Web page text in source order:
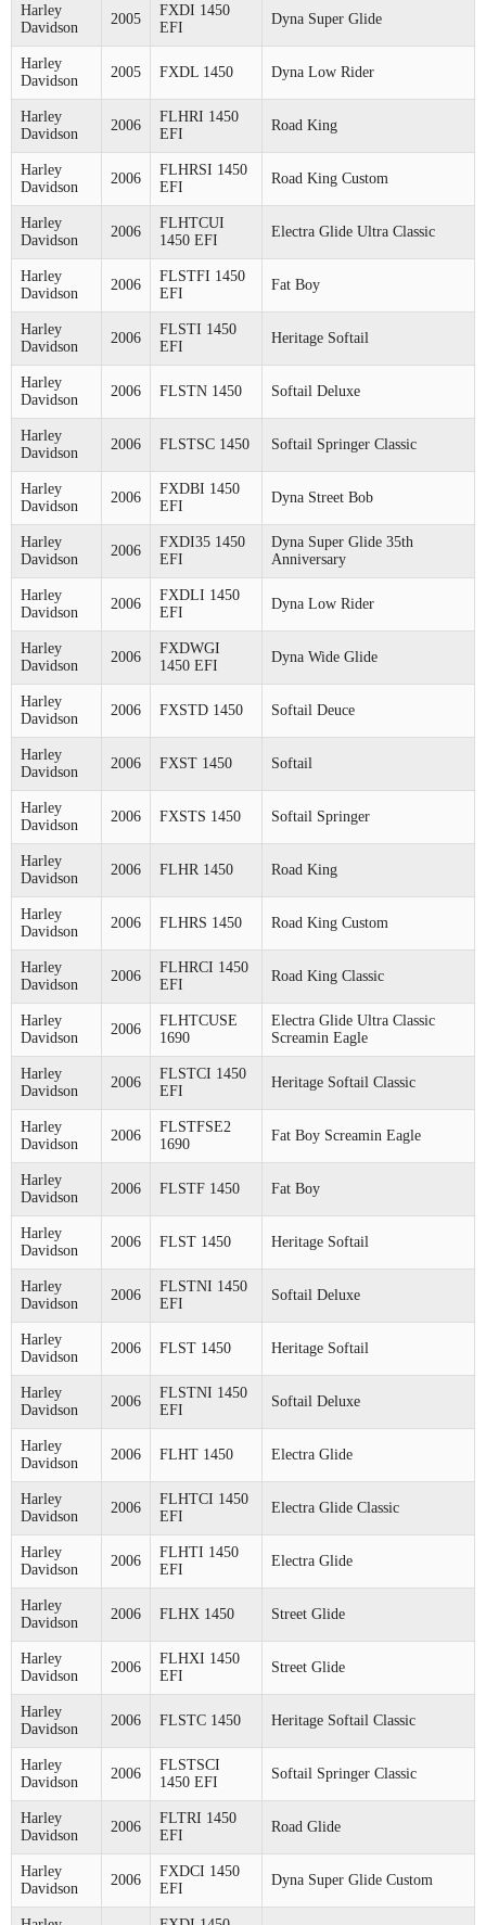
Harley
Davidson
2005
FXDI 1450
EFI
Dyna Super Glide
Harley
Davidson
2005 FXDL 1450 Dyna Low Rider
Harley
Davidson
2006
FLHRI 1450
EFI
Road King
Harley
Davidson
2006
FLHRSI 1450
EFI
Road King Custom
Harley
Davidson
2006
FLHTCUI
1450 EFI
Electra Glide Ultra Classic
Harley
Davidson
2006
FLSTFI 1450
EFI
Fat Boy
Harley
Davidson
2006
FLSTI 1450
EFI
Heritage Softail
Harley
Davidson
2006 FLSTN 1450 Softail Deluxe
Harley
Davidson
2006 FLSTSC 1450 Softail Springer Classic
Harley
Davidson
2006
FXDBI 1450
EFI
Dyna Street Bob
Harley
Davidson
2006
FXDI35 1450
EFI
Dyna Super Glide 35th
Anniversary
Harley
Davidson
2006
FXDLI 1450
EFI
Dyna Low Rider
Harley
Davidson
2006
FXDWGI
1450 EFI
Dyna Wide Glide
Harley
Davidson
2006 FXSTD 1450 Softail Deuce
Harley
Davidson
2006 FXST 1450 Softail
Harley
Davidson
2006 FXSTS 1450 Softail Springer
Harley
Davidson
2006 FLHR 1450 Road King
Harley
Davidson
2006 FLHRS 1450 Road King Custom
Harley
Davidson
2006
FLHRCI 1450
EFI
Road King Classic
Harley
Davidson
2006
FLHTCUSE
1690
Electra Glide Ultra Classic
Screamin Eagle
Harley
Davidson
2006
FLSTCI 1450
EFI
Heritage Softail Classic
Harley
Davidson
2006
FLSTFSE2
1690
Fat Boy Screamin Eagle
Harley
Davidson
2006 FLSTF 1450 Fat Boy
Harley
Davidson
2006 FLST 1450 Heritage Softail
Harley
Davidson
2006
FLSTNI 1450
EFI
Softail Deluxe
Harley
Davidson
2006 FLST 1450 Heritage Softail
Harley
Davidson
2006
FLSTNI 1450
EFI
Softail Deluxe
Harley
Davidson
2006 FLHT 1450 Electra Glide
Harley
Davidson
2006
FLHTCI 1450
EFI
Electra Glide Classic
Harley
Davidson
2006
FLHTI 1450
EFI
Electra Glide
Harley
Davidson
2006 FLHX 1450 Street Glide
Harley
Davidson
2006
FLHXI 1450
EFI
Street Glide
Harley
Davidson
2006 FLSTC 1450 Heritage Softail Classic
Harley
Davidson
2006
FLSTSCI
1450 EFI
Softail Springer Classic
Harley
Davidson
2006
FLTRI 1450
EFI
Road Glide
Harley
Davidson
2006
FXDCI 1450
EFI
Dyna Super Glide Custom